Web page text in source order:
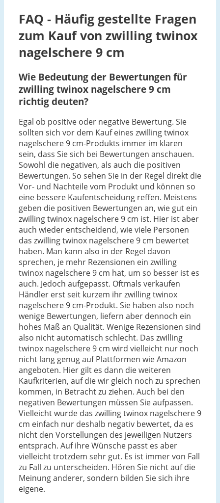
FAQ - Häufig gestellte Fragen
zum Kauf von zwilling twinox
nagelschere 9 cm
Wie Bedeutung der Bewertungen für
zwilling twinox nagelschere 9 cm
richtig deuten?
Egal ob positive oder negative Bewertung. Sie
sollten sich vor dem Kauf eines zwilling twinox
nagelschere 9 cm-Produkts immer im klaren
sein, dass Sie sich bei Bewertungen anschauen.
Sowohl die negativen, als auch die positiven
Bewertungen. So sehen Sie in der Regel direkt die
Vor- und Nachteile vom Produkt und können so
eine bessere Kaufentscheidung reffen. Meistens
geben die positiven Bewertungen an, wie gut ein
zwilling twinox nagelschere 9 cm ist. Hier ist aber
auch wieder entscheidend, wie viele Personen
das zwilling twinox nagelschere 9 cm bewertet
haben. Man kann also in der Regel davon
sprechen, je mehr Rezensionen ein zwilling
twinox nagelschere 9 cm hat, um so besser ist es
auch. Jedoch aufgepasst. Oftmals verkaufen
Händler erst seit kurzem ihr zwilling twinox
nagelschere 9 cm-Produkt. Sie haben also noch
wenige Bewertungen, liefern aber dennoch ein
hohes Maß an Qualität. Wenige Rezensionen sind
also nicht automatisch schlecht. Das zwilling
twinox nagelschere 9 cm wird vielleicht nur noch
nicht lang genug auf Plattformen wie Amazon
angeboten. Hier gilt es dann die weiteren
Kaufkriterien, auf die wir gleich noch zu sprechen
kommen, in Betracht zu ziehen. Auch bei den
negativen Bewertungen müssen Sie aufpassen.
Vielleicht wurde das zwilling twinox nagelschere 9
cm einfach nur deshalb negativ bewertet, da es
nicht den Vorstellungen des jeweiligen Nutzers
entsprach. Auf ihre Wünsche passt es aber
vielleicht trotzdem sehr gut. Es ist immer von Fall
zu Fall zu unterscheiden. Hören Sie nicht auf die
Meinung anderer, sondern bilden Sie sich ihre
eigene.